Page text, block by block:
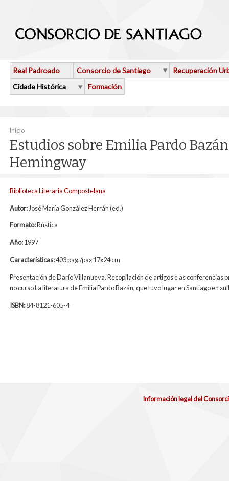
Real Padroado Consorcio de Santiago
Recuperación
Cidade Histórica
Formación
Vostede está aquí
Inicio
Estudios sobre Emilia Pardo
Hemingway
Biblioteca Literaria Compostelana
Autor: José María González Herrán (ed.)
Formato:Rústica
Año:1997
Características:403 pag./pax 17x24 cm
Presentación de Darío Villanueva. Recopilación de artigos e as conferencias
no curso La literatura de Emilia Pardo Bazán, que tuvo lugar en Santiago en
ISBN:84-8121-605-4
Información legal del